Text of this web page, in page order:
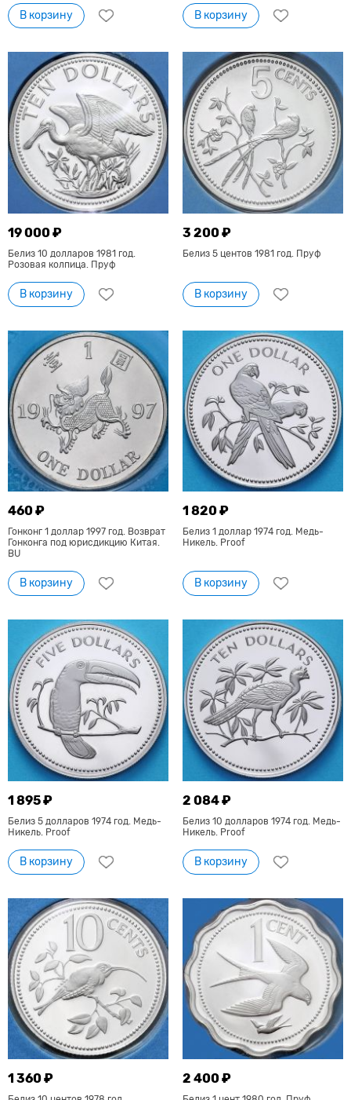
В корзину В корзину
19 000 ₽
Белиз 10 долларов 1981 год.
Розовая колпица. Пруф
В корзину
3 200 ₽
Белиз 5 центов 1981 год. Пруф
В корзину
460 ₽
Гонконг 1 доллар 1997 год. Возврат
Гонконга под юрисдикцию Китая.
BU
В корзину
1 820 ₽
Белиз 1 доллар 1974 год. Медь-
Никель. Proof
В корзину
1 895 ₽
Белиз 5 долларов 1974 год. Медь-
Никель. Proof
В корзину
2 084 ₽
Белиз 10 долларов 1974 год. Медь-
Никель. Proof
В корзину
1 360 ₽ 2 400 ₽